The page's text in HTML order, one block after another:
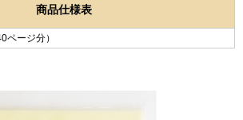
商品仕様表
ページ分）